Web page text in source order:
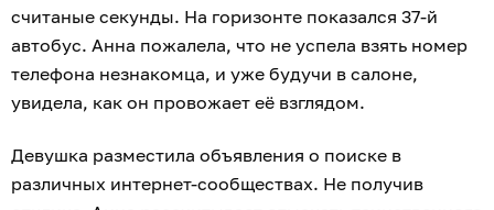
считаные секунды. На горизонте показался 37-й
автобус. Анна пожалела, что не успела взять номер
телефона незнакомца, и уже будучи в салоне,
увидела, как он провожает её взглядом.
Девушка разместила объявления о поиске в
различных интернет-сообществах. Не получив